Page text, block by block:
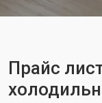
Прайс